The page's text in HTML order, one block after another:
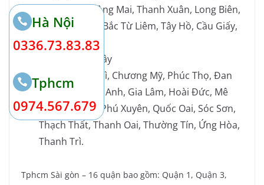
Bà Trưng, Hoàng Mai, Thanh Xuân, Long Biên,
Nam Từ Liêm, Bắc Từ Liêm, Tây Hồ, Cầu Giấy,
Hà Đông.
1 Thị xã: Sơn Tây
17 Huyện: Ba Vì, Chương Mỹ, Phúc Thọ, Đan
Phượng, Đông Anh, Gia Lâm, Hoài Đức, Mê
Linh, Mỹ Đức, Phú Xuyên, Quốc Oai, Sóc Sơn,
Thạch Thất, Thanh Oai, Thường Tín, Ứng Hòa,
Thanh Trì.
Tphcm Sài gòn – 16 quận bao gồm: Quận 1, Quận 3,
Hà Nội
0336.73.83.83
Tphcm
0974.567.679